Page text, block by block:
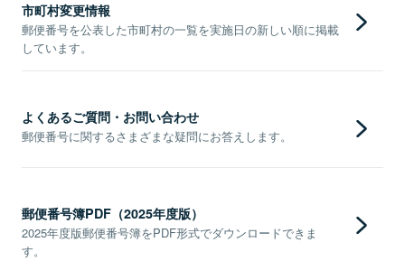
市町村変更情報
郵便番号を公表した市町村の一覧を実施日の新しい順に掲載
しています。
よくあるご質問・お問い合わせ
郵便番号に関するさまざまな疑問にお答えします。
郵便番号簿PDF（2025年度版）
2025年度版郵便番号簿をPDF形式でダウンロードできま
す。